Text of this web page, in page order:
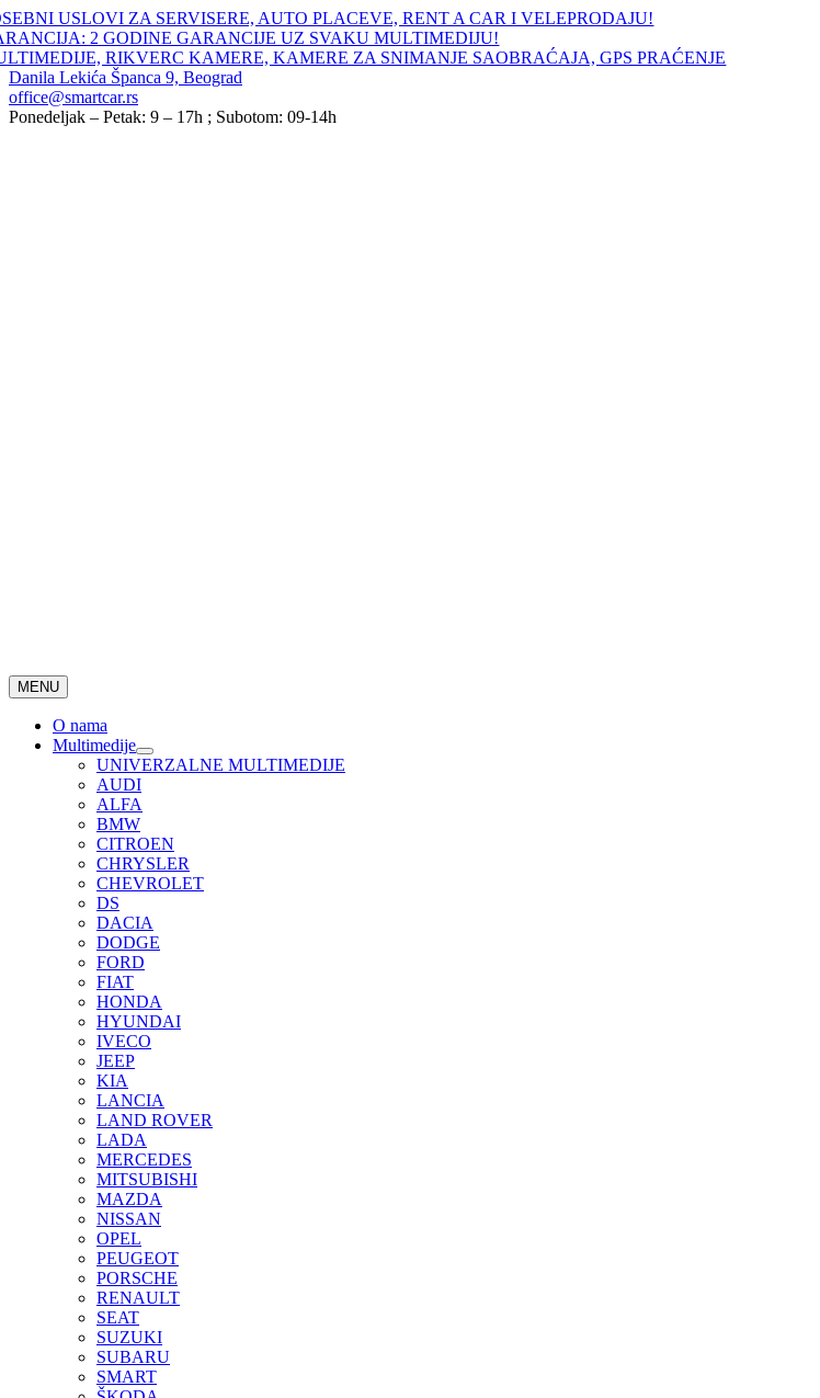
Skip
to
content
USLOVI ZA SERVISERE, AUTO PLACEVE, RENT A CAR I VELEPRODAJU!
2 GODINE GARANCIJE UZ SVAKU MULTIMEDIJU!
RIKVERC KAMERE, KAMERE ZA SNIMANJE SAOBRAĆAJA, GPS PRAĆENJE
Danila Lekića Španca 9, Beograd
office@smartcar.rs
Ponedeljak – Petak: 9 – 17h ; Subotom: 09-14h
MENU
O nama
Multimedije
UNIVERZALNE MULTIMEDIJE
AUDI
ALFA
BMW
CITROEN
CHRYSLER
CHEVROLET
DS
DACIA
DODGE
FORD
FIAT
HONDA
HYUNDAI
IVECO
JEEP
KIA
LANCIA
LAND ROVER
LADA
MERCEDES
MITSUBISHI
MAZDA
NISSAN
OPEL
PEUGEOT
PORSCHE
RENAULT
SEAT
SUZUKI
SUBARU
SMART